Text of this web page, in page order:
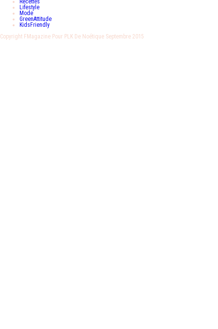
Recettes
Lifestyle
Mode
GreenAttitude
KidsFriendly
Copyright FMagazine Pour PLK De Noétique Septembre 2015